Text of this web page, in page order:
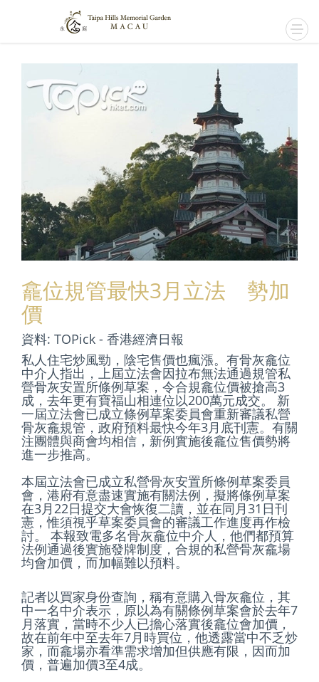
龕位規管最快3月立法 勢加
價
資料: TOPick - 香港經濟日報
私人住宅炒風勁，陰宅售價也瘋漲。有骨灰龕位
中介人指出，上屆立法會因拉布無法通過規管私
營骨灰安置所條例草案，令合規龕位價被搶高3
成，去年更有寶福山相連位以200萬元成交。 新
一屆立法會已成立條例草案委員會重新審議私營
骨灰龕規管，政府預料最快今年3月底刊憲。有關
注團體與商會均相信，新例實施後龕位售價勢將
進一步推高。
本屆立法會已成立私營骨灰安置所條例草案委員
會，港府有意盡速實施有關法例，擬將條例草案
在3月22日提交大會恢復二讀，並在同月31日刊
憲，惟須視乎草案委員會的審議工作進度再作檢
討。 本報致電多名骨灰龕位中介人，他們都預算
法例通過後實施發牌制度，合規的私營骨灰龕場
均會加價，而加幅難以預料。
記者以買家身份查詢，稱有意購入骨灰龕位，其
中一名中介表示，原以為有關條例草案會於去年7
月落實，當時不少人已擔心落實後龕位會加價，
故在前年中至去年7月時買位，他透露當中不乏炒
家，而龕場亦看準需求增加但供應有限，因而加
價，普遍加價3至4成。